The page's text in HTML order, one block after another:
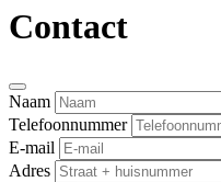
Contact
Naam
Telefoonnummer
E-mail
Adres